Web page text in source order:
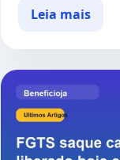
Leia mais